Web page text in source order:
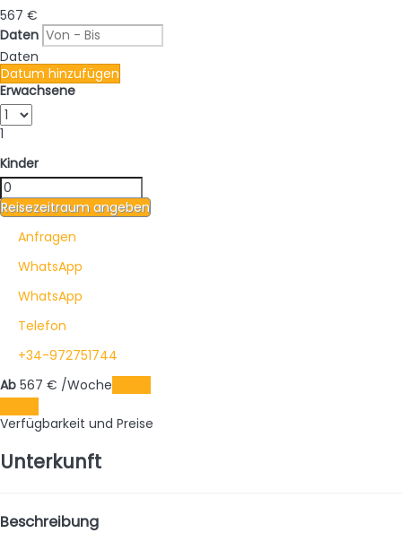
567 €
Daten
Daten
Datum hinzufügen
Erwachsene
1
Kinder
Reisezeitraum angeben
Anfragen
WhatsApp
WhatsApp
Telefon
+34-972751744
Ab 567 € /Woche
Verfügbarkeit und Preise
Unterkunft
Beschreibung